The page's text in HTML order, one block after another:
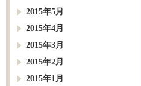
2015年5月
2015年4月
2015年3月
2015年2月
2015年1月